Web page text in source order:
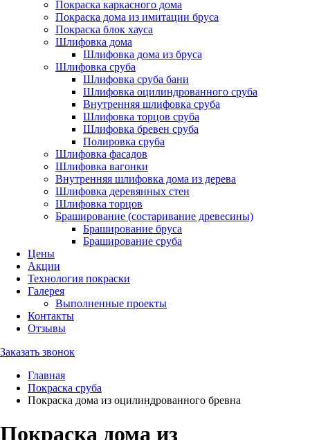
Покраска каркасного дома
Покраска дома из имитации бруса
Покраска блок хауса
Шлифовка дома
Шлифовка дома из бруса
Шлифовка сруба
Шлифовка сруба бани
Шлифовка оцилиндрованного сруба
Внутренняя шлифовка сруба
Шлифовка торцов сруба
Шлифовка бревен сруба
Полировка сруба
Шлифовка фасадов
Шлифовка вагонки
Внутренняя шлифовка дома из дерева
Шлифовка деревянных стен
Шлифовка торцов
Браширование (состаривание древесины)
Браширование бруса
Браширование сруба
Цены
Акции
Технология покраски
Галерея
Выполненные проекты
Контакты
Отзывы
Заказать звонок
Главная
Покраска сруба
Покраска дома из оцилиндрованного бревна
Покраска дома из